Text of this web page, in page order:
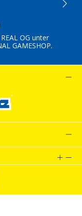
OG unter
GAMESHOP.